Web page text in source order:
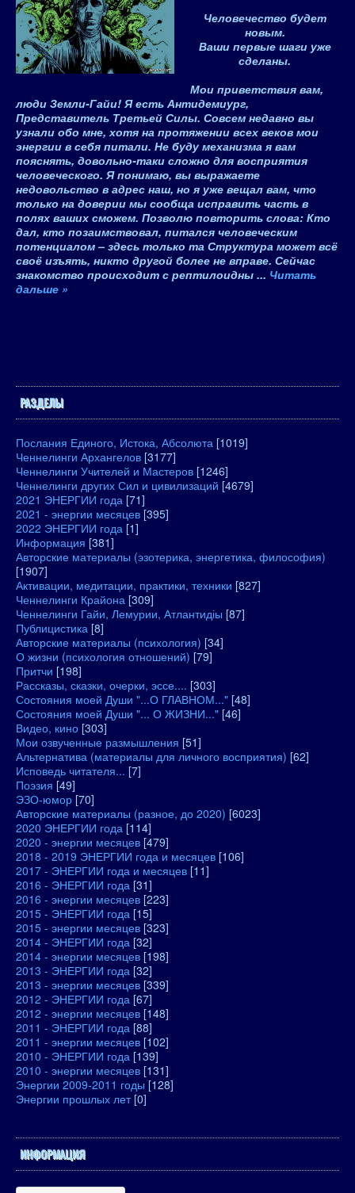
Человечество будет
новым.
Ваши первые шаги уже
сделаны.
Мои приветствия вам,
люди Земли-Гайи! Я есть Антидемиург,
Представитель Третьей Силы. Совсем недавно вы
узнали обо мне, хотя на протяжении всех веков мои
энергии в себя питали. Не буду механизма я вам
пояснять, довольно-таки сложно для восприятия
человеческого. Я понимаю, вы выражаете
недовольство в адрес наш, но я уже вещал вам, что
только на доверии мы сообща исправить часть в
полях ваших сможем. Позволю повторить слова: Кто
дал, кто позаимствовал, питался человеческим
потенциалом – здесь только та Структура может всё
своё изъять, никто другой более не вправе. Сейчас
знакомство происходит с рептилоидны ... Читать
дальше »
РАЗДЕЛЫ
Послания Единого, Истока, Абсолюта [1019]
Ченнелинги Архангелов [3177]
Ченнелинги Учителей и Мастеров [1246]
Ченнелинги других Сил и цивилизаций [4679]
2021 ЭНЕРГИИ года [71]
2021 - энергии месяцев [395]
2022 ЭНЕРГИИ года [1]
Информация [381]
Авторские материалы (эзотерика, энергетика, философия)
[1907]
Активации, медитации, практики, техники [827]
Ченнелинги Крайона [309]
Ченнелинги Гайи, Лемурии, Атлантидіы [87]
Публицистика [8]
Авторские материалы (психология) [34]
О жизни (психология отношений) [79]
Притчи [198]
Рассказы, сказки, очерки, эссе.... [303]
Состояния моей Души "...О ГЛАВНОМ..." [48]
Состояния моей Души "... О ЖИЗНИ..." [46]
Видео, кино [303]
Мои озвученные размышления [51]
Альтернатива (материалы для личного восприятия) [62]
Исповедь читателя... [7]
Поэзия [49]
ЭЗО-юмор [70]
Авторские материалы (разное, до 2020) [6023]
2020 ЭНЕРГИИ года [114]
2020 - энергии месяцев [479]
2018 - 2019 ЭНЕРГИИ года и месяцев [106]
2017 - ЭНЕРГИИ года и месяцев [11]
2016 - ЭНЕРГИИ года [31]
2016 - энергии месяцев [223]
2015 - ЭНЕРГИИ года [15]
2015 - энергии месяцев [323]
2014 - ЭНЕРГИИ года [32]
2014 - энергии месяцев [198]
2013 - ЭНЕРГИИ года [32]
2013 - энергии месяцев [339]
2012 - ЭНЕРГИИ года [67]
2012 - энергии месяцев [148]
2011 - ЭНЕРГИИ года [88]
2011 - энергии месяцев [102]
2010 - ЭНЕРГИИ года [139]
2010 - энергии месяцев [131]
Энергии 2009-2011 годы [128]
Энергии прошлых лет [0]
ИНФОРМАЦИЯ